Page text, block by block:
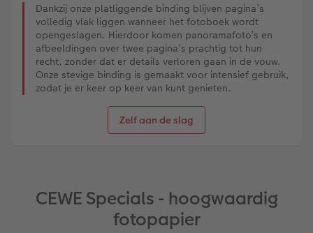
Dankzij onze platliggende binding blijven pagina’s
volledig vlak liggen wanneer het fotoboek wordt
opengeslagen. Hierdoor komen panoramafoto’s en
afbeeldingen over twee pagina’s prachtig tot hun
recht, zonder dat er details verloren gaan in de vouw.
Onze stevige binding is gemaakt voor intensief gebruik,
zodat je er keer op keer van kunt genieten.
Zelf aan de slag
CEWE Specials - hoogwaardig
fotopapier